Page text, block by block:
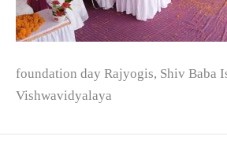
foundation day Rajyogis, Shiv Baba
Vishwavidyalaya